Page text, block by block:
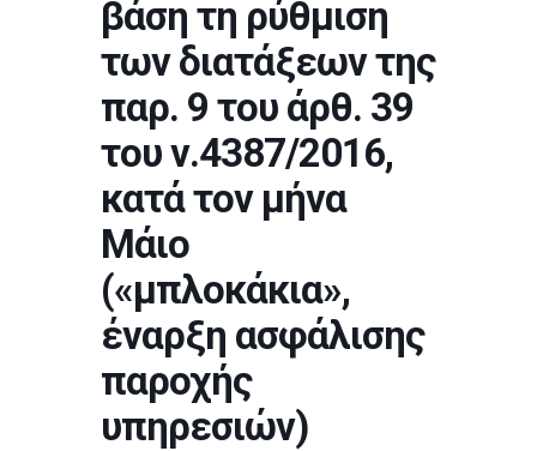
βάση τη ρύθμιση
των διατάξεων της
παρ. 9 του άρθ. 39
του ν.4387/2016,
κατά τον μήνα
Μάιο
(«μπλοκάκια»,
έναρξη ασφάλισης
παροχής
υπηρεσιών)